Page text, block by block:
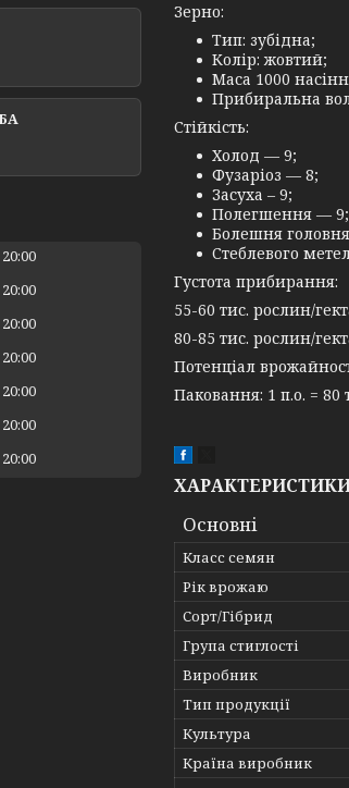
Зерно:
Тип: зубідна;
Колір: жовтий;
Маса 1000
Прибиральна
Стійкість:
Холод — 9;
Фузаріоз — 8;
Засуха – 9;
Полегшення — 9;
Болешня
Стеблевого
Густота прибирання:
55-60 тис. рослин/
80-85 тис. рослин/
Потенціал
Паковання: 1 п.о. = 80
Основні
Класс семян
Рік врожаю
Сорт/Гібрид
Група стиглості
Виробник
Тип продукції
Культура
Країна виробник
20:00
20:00
20:00
20:00
20:00
20:00
20:00